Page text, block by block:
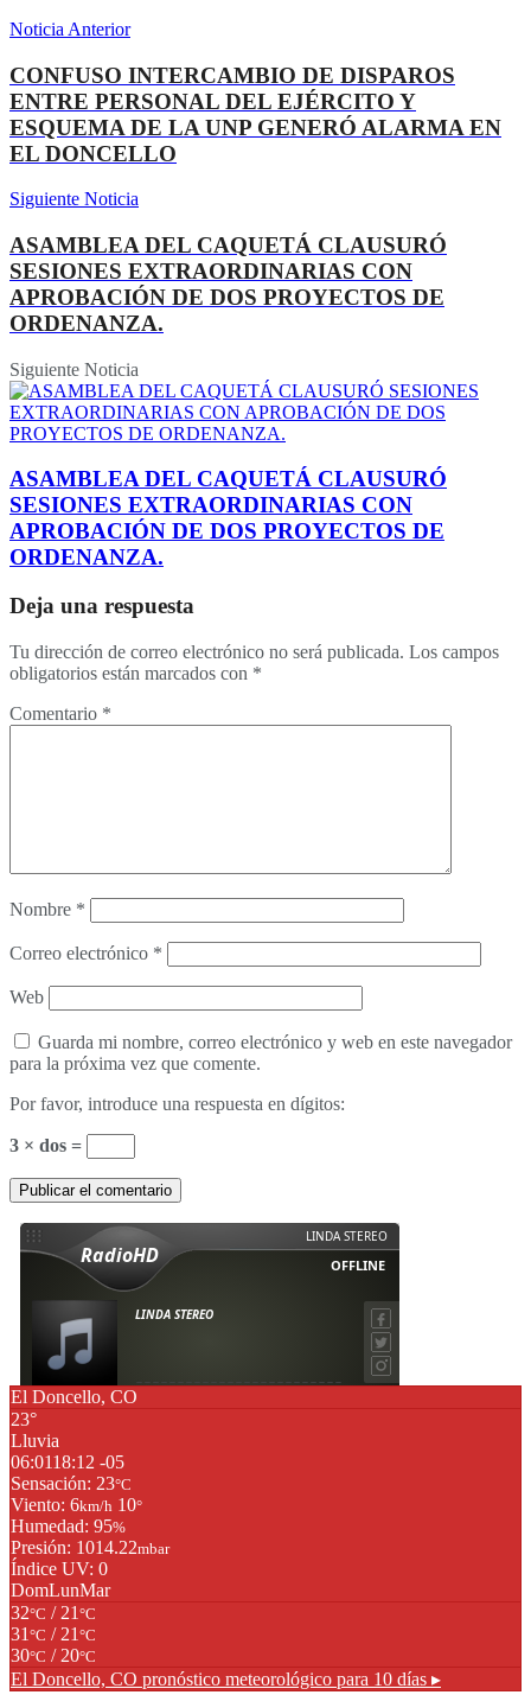
Noticia Anterior
CONFUSO INTERCAMBIO DE DISPAROS
ENTRE PERSONAL DEL EJÉRCITO Y
ESQUEMA DE LA UNP GENERÓ ALARMA EN
EL DONCELLO
Siguiente Noticia
ASAMBLEA DEL CAQUETÁ CLAUSURÓ
SESIONES EXTRAORDINARIAS CON
APROBACIÓN DE DOS PROYECTOS DE
ORDENANZA.
Siguiente Noticia
ASAMBLEA DEL CAQUETÁ CLAUSURÓ
SESIONES EXTRAORDINARIAS CON
APROBACIÓN DE DOS PROYECTOS DE
ORDENANZA.
Deja una respuesta
Tu dirección de correo electrónico no será publicada. Los campos
obligatorios están marcados con *
Comentario *
Nombre *
Correo electrónico *
Web
Guarda mi nombre, correo electrónico y web en este navegador
para la próxima vez que comente.
Por favor, introduce una respuesta en dígitos:
3 × dos =
El Doncello, CO
23°
Lluvia
06:0118:12 -05
Sensación: 23°C
Viento: 6km/h 10°
Humedad: 95%
Presión: 1014.22mbar
Índice UV: 0
DomLunMar
32°C / 21 °C
31 °C / 21 °C
30°C / 20°C
El Doncello, CO pronóstico meteorológico para 10 días ▸